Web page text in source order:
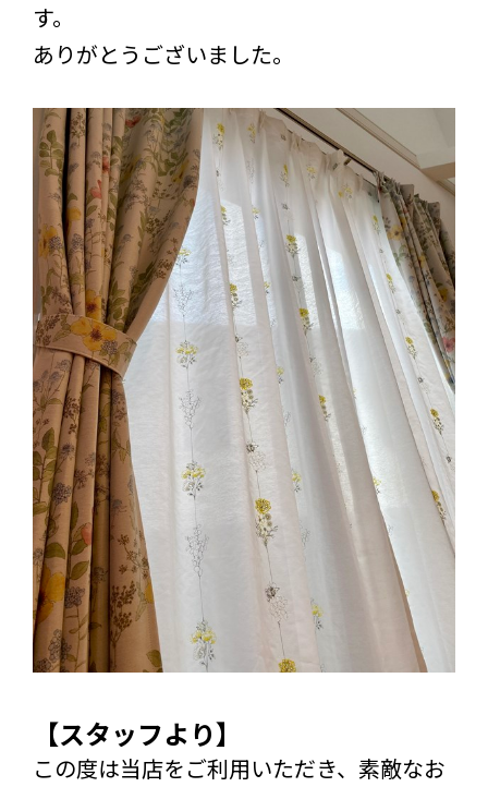
す。
ありがとうございました。
【スタッフより】
この度は当店をご利用いただき、素敵なお